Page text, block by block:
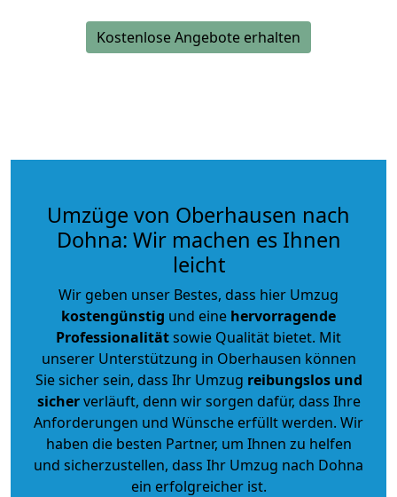
Kostenlose Angebote erhalten
Umzüge von Oberhausen nach
Dohna: Wir machen es Ihnen
leicht
Wir geben unser Bestes, dass hier Umzug
kostengünstig und eine hervorragende
Professionalitätsowie Qualität bietet. Mit
unserer Unterstützung in Oberhausen können
Sie sicher sein, dass Ihr Umzug reibungslos und
sicherverläuft, denn wir sorgen dafür, dass Ihre
Anforderungen und Wünsche erfüllt werden. Wir
haben die besten Partner, um Ihnen zu helfen
und sicherzustellen, dass Ihr Umzug nach Dohna
ein erfolgreicher ist.